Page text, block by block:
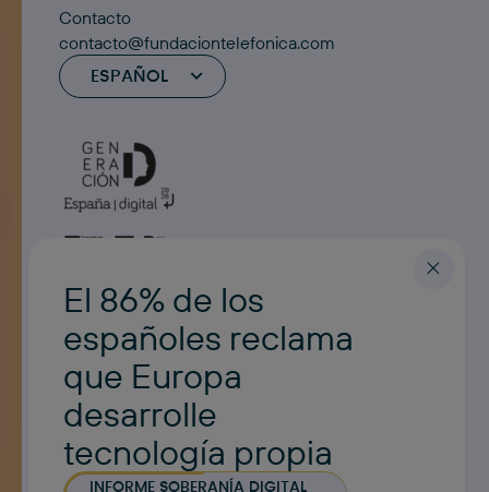
Contacto
contacto@fundaciontelefonica.com
ESPAÑOL
El 86% de los
españoles reclama
que Europa
desarrolle
tecnología propia
INFORME SOBERANÍA DIGITAL